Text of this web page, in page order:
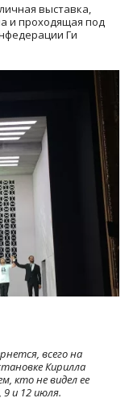
выставка,
и проходящая под
Ги
всего на
Кирилла
кто не видел ее
и 12 июля.